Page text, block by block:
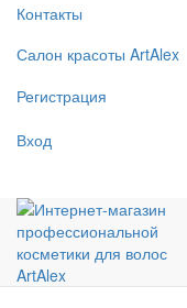
Контакты
Салон красоты ArtAlex
Регистрация
Вход